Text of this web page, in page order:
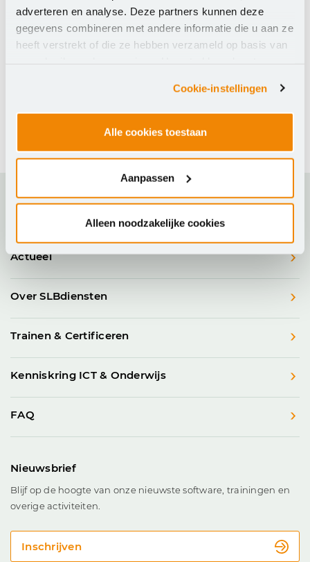
adverteren en analyse. Deze partners kunnen deze
gegevens combineren met andere informatie die u aan ze
heeft verstrekt of die ze hebben verzameld op basis van
Cookie-instellingen
Alle cookies toestaan
Aanpassen
Alleen noodzakelijke cookies
Actueel
Over SLBdiensten
Trainen & Certificeren
Kenniskring ICT & Onderwijs
FAQ
Nieuwsbrief
Blijf op de hoogte van onze nieuwste software, trainingen en
overige activiteiten.
Inschrijven